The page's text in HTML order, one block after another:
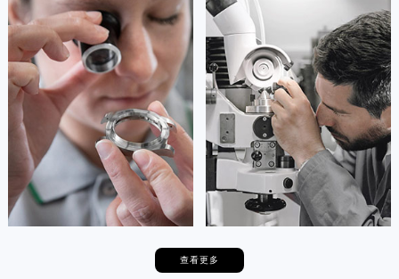
安尼塔·阿普里尔
资深雷达技师
是重庆渝中区雷达售后服务中心
(雷达维修保养中心)
的高级技师之一
Chongqing Rado Maintain center
 重庆渝中区雷达维修
贝亚特·布兰奇
资深雷达技师
是重庆大渡口区雷达售后服务中心
(雷达维修保养中心)
的高级技师之一
Chongqing Rado Maintain center
 重庆大渡口区雷达维修
辛迪·克莱门特
查看更多